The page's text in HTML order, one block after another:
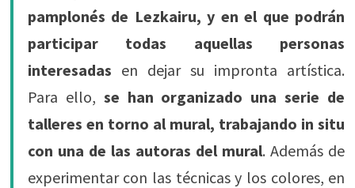
pamplonés de Lezkairu, y en el que podrán
participar todas aquellas personas
interesadas en dejar su impronta artística.
Para ello, se han organizado una serie de
talleres en torno al mural, trabajando in situ
con una de las autoras del mural. Además de
experimentar con las técnicas y los colores, en